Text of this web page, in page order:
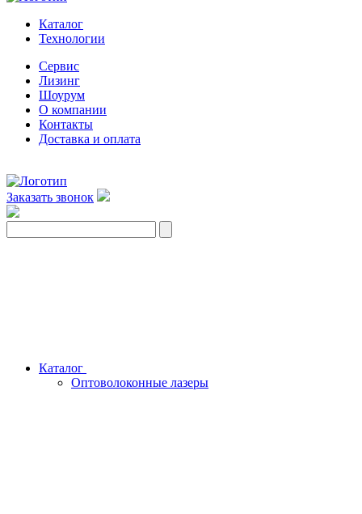
Каталог
Технологии
Сервис
Лизинг
Шоурум
О компании
Контакты
Доставка и оплата
Заказать звонок
Каталог
Оптоволоконные лазеры